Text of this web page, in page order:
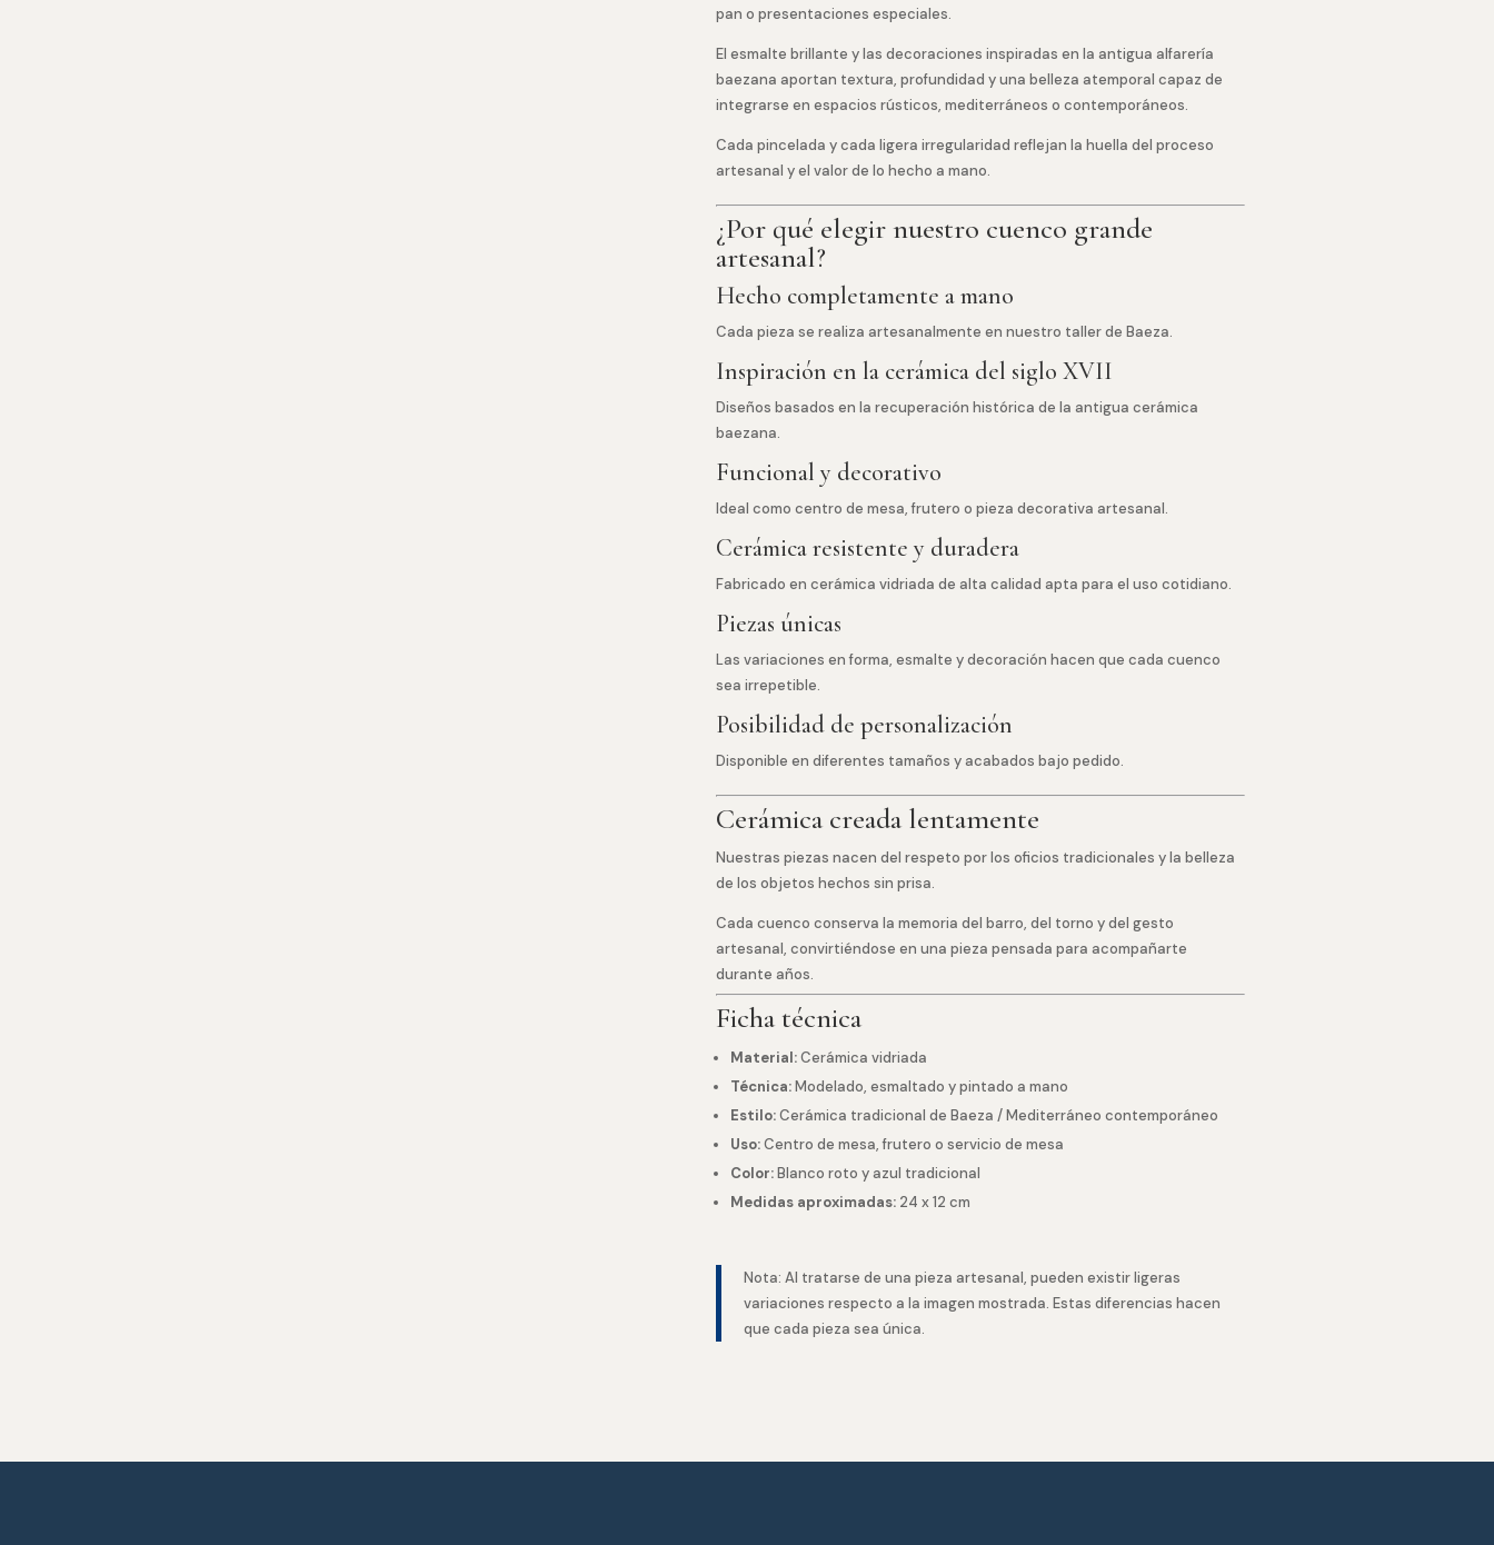
pan o presentaciones especiales.
El esmalte brillante y las decoraciones inspiradas en la antigua alfarería
baezana aportan textura, profundidad y una belleza atemporal capaz de
integrarse en espacios rústicos, mediterráneos o contemporáneos.
Cada pincelada y cada ligera irregularidad reflejan la huella del proceso
artesanal y el valor de lo hecho a mano.
¿Por qué elegir nuestro cuenco grande
artesanal?
Hecho completamente a mano
Cada pieza se realiza artesanalmente en nuestro taller de Baeza.
Inspiración en la cerámica del siglo XVII
Diseños basados en la recuperación histórica de la antigua cerámica
baezana.
Funcional y decorativo
Ideal como centro de mesa, frutero o pieza decorativa artesanal.
Cerámica resistente y duradera
Fabricado en cerámica vidriada de alta calidad apta para el uso cotidiano.
Piezas únicas
Las variaciones en forma, esmalte y decoración hacen que cada cuenco
sea irrepetible.
Posibilidad de personalización
Disponible en diferentes tamaños y acabados bajo pedido.
Cerámica creada lentamente
Nuestras piezas nacen del respeto por los oficios tradicionales y la belleza
de los objetos hechos sin prisa.
Cada cuenco conserva la memoria del barro, del torno y del gesto
artesanal, convirtiéndose en una pieza pensada para acompañarte
durante años.
Ficha técnica
Material:Cerámica vidriada
Técnica:Modelado, esmaltado y pintado a mano
Estilo:Cerámica tradicional de Baeza / Mediterráneo contemporáneo
Uso:Centro de mesa, frutero o servicio de mesa
Color:Blanco roto y azul tradicional
Medidas aproximadas: 24 x 12 cm
Nota: Al tratarse de una pieza artesanal, pueden existir ligeras
variaciones respecto a la imagen mostrada. Estas diferencias hacen
que cada pieza sea única.